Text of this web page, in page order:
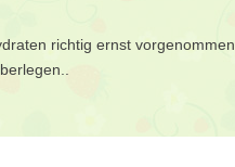
richtig ernst vorgenommen